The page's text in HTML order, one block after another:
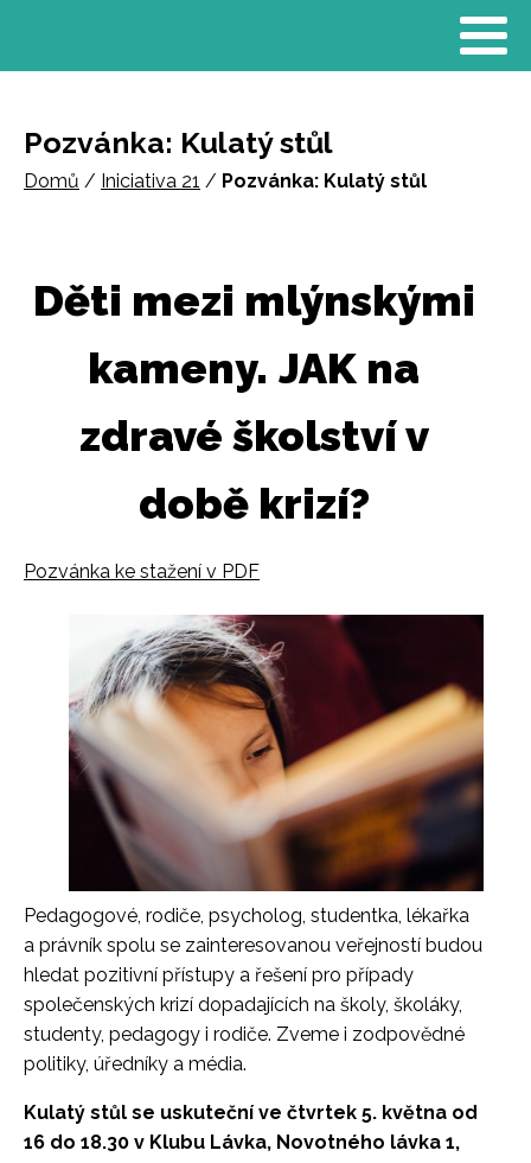
Pozvánka: Kulatý stůl
Domů / Iniciativa 21 / Pozvánka: Kulatý stůl
Děti mezi mlýnskými
kameny. JAK na
zdravé školství v
době krizí?
Pozvánka ke stažení v PDF
Pedagogové, rodiče, psycholog, studentka, lékařka
a právník spolu se zainteresovanou veřejností budou
hledat pozitivní přístupy a řešení pro případy
společenských krizí dopadajících na školy, školáky,
studenty, pedagogy i rodiče. Zveme i zodpovědné
politiky, úředníky a média.
Kulatý stůl se uskuteční ve čtvrtek 5. května od
16 do 18.30 v Klubu Lávka, Novotného lávka 1,